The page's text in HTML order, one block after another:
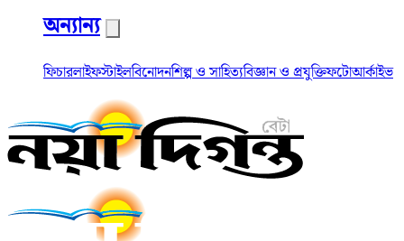
অন্যান্য
ফিচারলাইফস্টাইলবিনোদনশিল্প ও সাহিত্যবিজ্ঞান ও প্রযুক্তিফটোআর্কাইভ